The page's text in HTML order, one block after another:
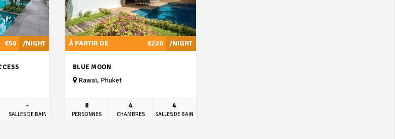
/NIGHT
€50
-
SALLES DE BAIN
/NIGHT
À PARTIR DE €220
BLUE MOON
Rawai, Phuket
8
PERSONNES
4
CHAMBRES
4
SALLES DE BAIN